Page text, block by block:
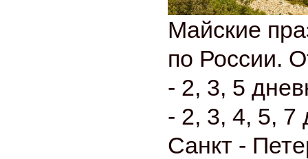
Майские
по России.
- 2, 3, 5
- 2, 3, 4, 5, 7
Санкт -